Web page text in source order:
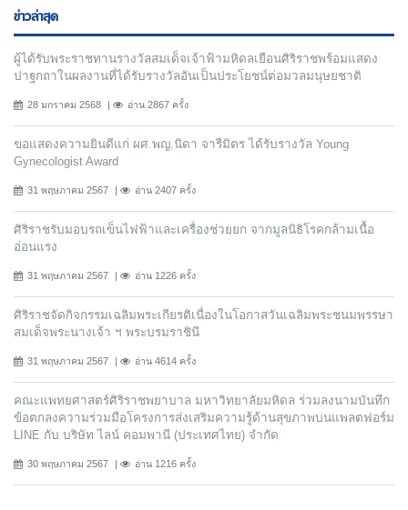
ข่าวล่าสุด
ผู้ได้รับพระราชทานรางวัลสมเด็จเจ้าฟ้ามหิดลเยือนศิริราชพร้อมแสดง
ปาฐกถาในผลงานที่ได้รับรางวัลอันเป็นประโยชน์ต่อมวลมนุษยชาติ
28 มกราคม 2568 อ่าน 2867 ครั้ง
ขอแสดงความยินดีแก่ ผศ.พญ.นิดา จารีมิตร ได้รับรางวัล Young
Gynecologist Award
31 พฤษภาคม 2567 อ่าน 2407 ครั้ง
ศิริราชรับมอบรถเข็นไฟฟ้าและเครื่องช่วยยก จากมูลนิธิโรคกล้ามเนื้อ
อ่อนแรง
31 พฤษภาคม 2567 อ่าน 1226 ครั้ง
ศิริราชจัดกิจกรรมเฉลิมพระเกียรติเนื่องในโอกาสวันเฉลิมพระชนมพรรษา
สมเด็จพระนางเจ้า ฯ พระบรมราชินี
31 พฤษภาคม 2567 อ่าน 4614 ครั้ง
คณะแพทยศาสตร์ศิริราชพยาบาล มหาวิทยาลัยมหิดล ร่วมลงนามบันทึก
ข้อตกลงความร่วมมือโครงการส่งเสริมความรู้ด้านสุขภาพบนแพลตฟอร์ม
LINE กับ บริษัท ไลน์ คอมพานี (ประเทศไทย) จํากัด
30 พฤษภาคม 2567 อ่าน 1216 ครั้ง